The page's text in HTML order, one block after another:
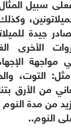
جيدة
الأخرى
مواجهة
التوت،
من الأرق
من مدة
النوم..